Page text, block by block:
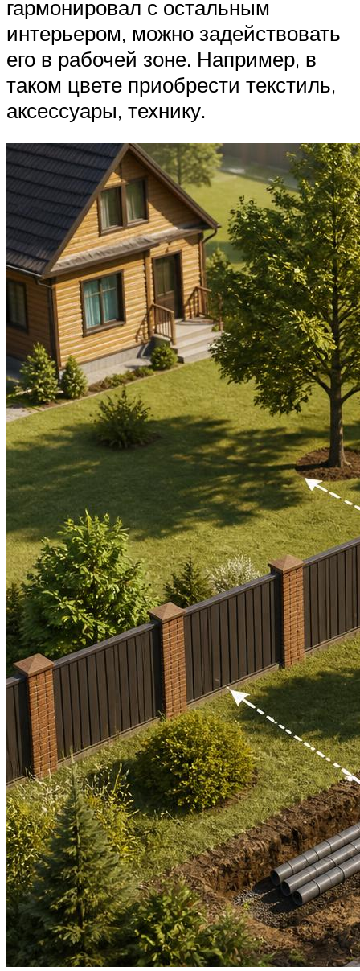
гармонировал с остальным
интерьером, можно задействовать
его в рабочей зоне. Например, в
таком цвете приобрести текстиль,
аксессуары, технику.